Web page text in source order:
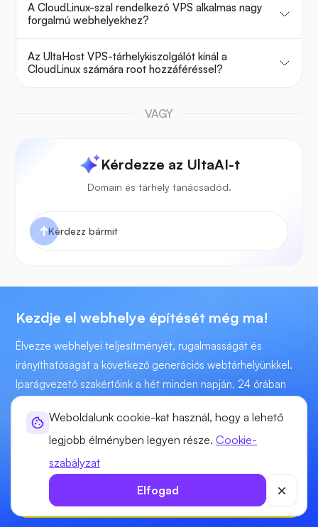
Weboldalunk cookie-kat használ, hogy a lehető
legjobb élményben legyen része. Cookie-
szabályzat
Elfogad
A CloudLinux-szal rendelkező VPS alkalmas nagy
forgalmú webhelyekhez?
Az UltaHost VPS-tárhelykiszolgálót kínál a
CloudLinux számára root hozzáféréssel?
VAGY
Kérdezze az UltaAI-t
Domain és tárhely tanácsadód.
Kezdje el webhelye építését még ma!
Élvezze webhelyei teljesítményét, rugalmasságát és
irányíthatóságát a következő generációs webtárhelyünkkel.
Iparágvezető szakértőink a hét minden napján, 24 órában
Már
Kezdés most